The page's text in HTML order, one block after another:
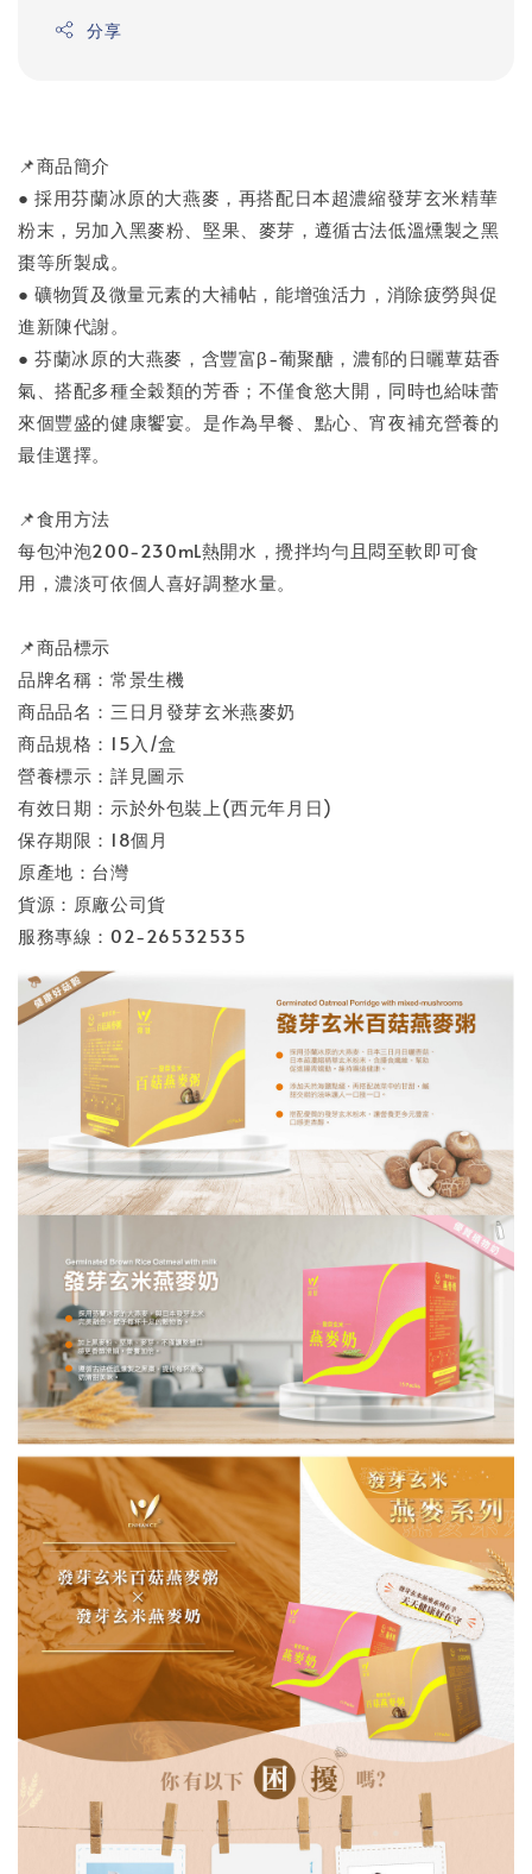
分享
📌商品簡介
● 採用芬蘭冰原的大燕麥，再搭配日本超濃縮發芽玄米精華
粉末，另加入黑麥粉、堅果、麥芽，遵循古法低溫燻製之黑
棗等所製成。
● 礦物質及微量元素的大補帖，能增強活力，消除疲勞與促
進新陳代謝。
● 芬蘭冰原的大燕麥，含豐富β-葡聚醣，濃郁的日曬蕈菇香
氣、搭配多種全穀類的芳香；不僅食慾大開，同時也給味蕾
來個豐盛的健康饗宴。是作為早餐、點心、宵夜補充營養的
最佳選擇。
📌食用方法
每包沖泡200-230mL熱開水，攪拌均勻且悶至軟即可食
用，濃淡可依個人喜好調整水量。
📌商品標示
品牌名稱：常景生機
商品品名：三日月發芽玄米燕麥奶
商品規格：15入/盒
營養標示：詳見圖示
有效日期：示於外包裝上(西元年月日)
保存期限：18個月
原產地：台灣
貨源：原廠公司貨
服務專線：02-26532535